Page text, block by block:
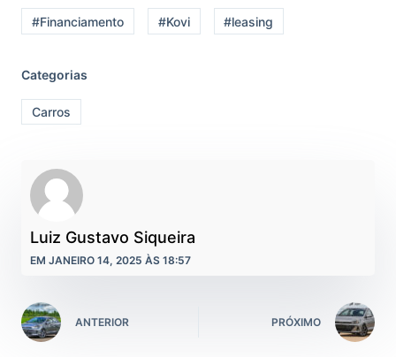
#Financiamento #Kovi #leasing
Categorias
Carros
Luiz Gustavo Siqueira
EM JANEIRO 14, 2025 ÀS 18:57
ANTERIOR PRÓXIMO